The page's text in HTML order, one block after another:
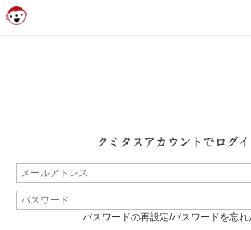
パスワードの再設定/パスワードを忘れ